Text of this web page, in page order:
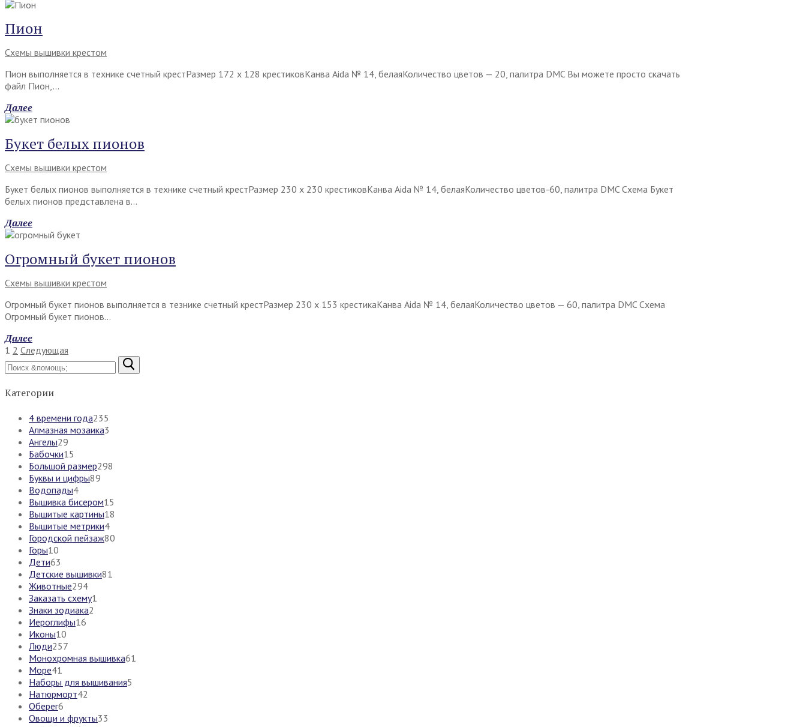
Пион
Схемы вышивки крестом
Пион выполняется в технике счетный крестРазмер 172 х 128 крестиковКанва Aida № 14, белаяКоличество цветов — 20, палитра DMC Вы можете просто скачать
файл Пион,…
Далее
Букет белых пионов
Схемы вышивки крестом
Букет белых пионов выполняется в технике счетный крестРазмер 230 х 230 крестиковКанва Aida № 14, белаяКоличество цветов-60, палитра DMC Схема Букет
белых пионов представлена в…
Далее
Огромный букет пионов
Схемы вышивки крестом
Огромный букет пионов выполняется в тезнике счетный крестРазмер 230 х 153 крестикаКанва Aida № 14, белаяКоличество цветов — 60, палитра DMC Схема
Огромный букет пионов…
Далее
Пагинация
записей
1 2 Следующая
Найти:
Категории
4 времени года235
Алмазная мозаика3
Ангелы29
Бабочки15
Большой размер298
Буквы и цифры89
Водопады4
Вышивка бисером15
Вышитые картины18
Вышитые метрики4
Городской пейзаж80
Горы10
Дети63
Детские вышивки81
Животные294
Заказать схему1
Знаки зодиака2
Иероглифы16
Иконы10
Люди257
Монохромная вышивка61
Море41
Наборы для вышивания5
Натюрморт42
Оберег6
Овощи и фрукты33